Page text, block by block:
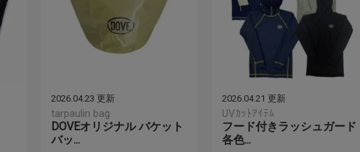
2026.04.23 更新
tarpaulin bag
DOVEオリジナル バケット
バッ...
2026.04.21 更新
UVｶｯﾄｱｲﾃﾑ
フード付きラッシュガード
各色...